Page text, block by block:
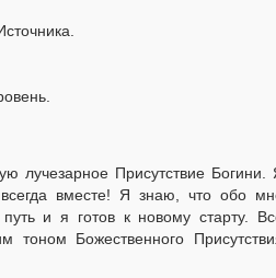
лучезарное Присутствие Богини.
вместе! Я знаю, что обо
и я готов к новому старту.
тоном Божественного